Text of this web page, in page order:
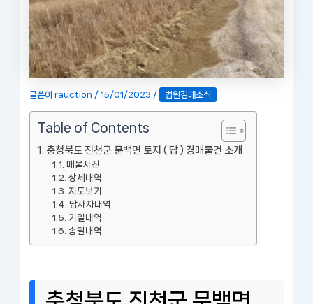
글쓴이rauction /15/01/2023 / 법원경매소식
Table of Contents
충청북도 진천군 문백면 토지 ( 답 ) 경매물건 소개
매물사진
상세내역
지도보기
당사자내역
기일내역
송달내역